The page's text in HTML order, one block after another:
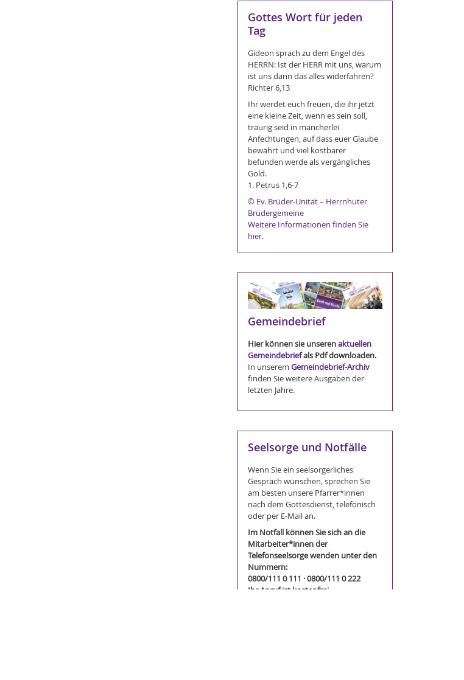
Gottes Wort für jeden
Tag
Gideon sprach zu dem Engel des
HERRN: Ist der HERR mit uns, warum
ist uns dann das alles widerfahren?
Richter 6,13
Ihr werdet euch freuen, die ihr jetzt
eine kleine Zeit, wenn es sein soll,
traurig seid in mancherlei
Anfechtungen, auf dass euer Glaube
bewährt und viel kostbarer
befunden werde als vergängliches
Gold.
1. Petrus 1,6-7
© Ev. Brüder-Unität – Herrnhuter
Brüdergemeine
Weitere Informationen finden Sie
hier.
Gemeindebrief
Hier können sie unserenaktuellen
Gemeindebriefals Pdf downloaden.
In unserem Gemeindebrief-Archiv
finden Sie weitere Ausgaben der
letzten Jahre.
Seelsorge und Notfälle
Wenn Sie ein seelsorgerliches
Gespräch wünschen, sprechen Sie
am besten unsere Pfarrer*innen
nach dem Gottesdienst, telefonisch
oder per E-Mail an.
Im Notfall können Sie sich an die
Mitarbeiter*innen der
Telefonseelsorge wenden unter den
Nummern:
0800/111 0 111 · 0800/111 0 222
Ihr Anruf ist kostenfrei